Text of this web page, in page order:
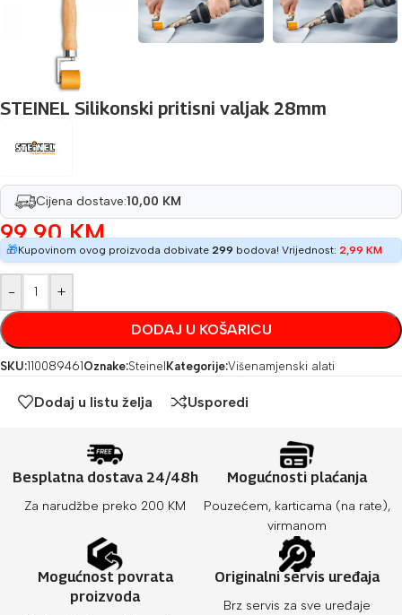
STEINEL Silikonski pritisni valjak 28mm
Cijena dostave:10,00 KM
99,90KM
🎁Kupovinom ovog proizvoda dobivate 299 bodova! Vrijednost: 2,99 KM
- +
DODAJ U KOŠARICU
SKU:110089461Oznake:SteinelKategorije:Višenamjenski alati
Dodaj u listu želja Usporedi
Besplatna dostava 24/48h
Za narudžbe preko 200 KM
Mogućnosti plaćanja
Pouzećem, karticama (na rate),
virmanom
Mogućnost povrata
proizvoda
Originalni servis uređaja
Brz servis za sve uređaje